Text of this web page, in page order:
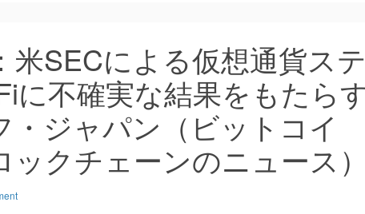
米SECによる仮想通貨ス
に不確実な結果をもたら
ジャパン（ビットコイ
ックチェーンのニュース